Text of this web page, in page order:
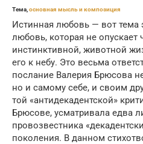
Тема, основная мысль и композиция
Истинная любовь — вот тема
любовь, которая не опускает
инстинктивной, животной
его к небу. Это весьма
послание Валерия Брюсова
но и самому себе, и своим
той «антидекадентской»
Брюсове, усматривала едва
провозвестника
поколения. В данном